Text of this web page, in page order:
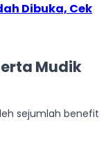
Dibuka, Cek
Mudik
sejumlah benefit